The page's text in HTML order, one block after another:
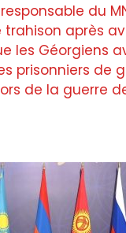
du
après
les Géorgiens
prisonniers de
de la guerre